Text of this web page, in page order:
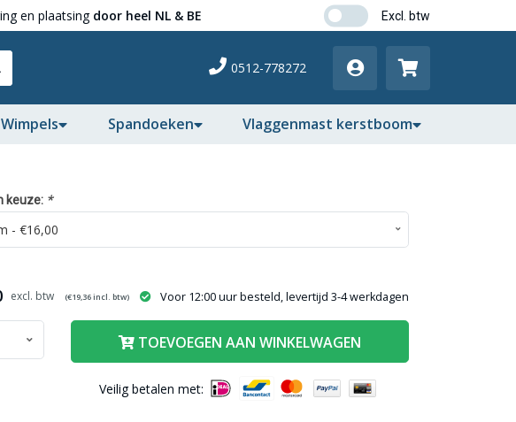
en plaatsing door heel NL & BE
0512-778272
Wimpels Spandoeken Vlaggenmast kerstboom
keuze: *
(€19,36incl. btw) Voor 12:00 uur besteld, levertijd 3-4 werkdagen
TOEVOEGEN AAN WINKELWAGEN
Veilig betalen met: